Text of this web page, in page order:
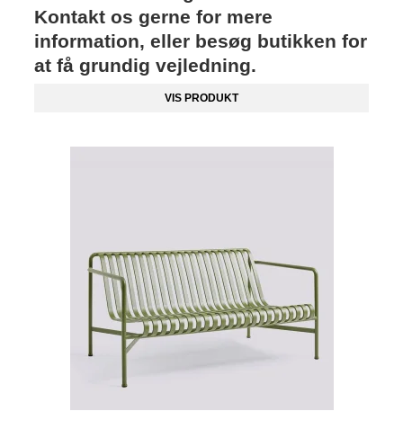
Kontakt os gerne for mere
information, eller besøg butikken for
at få grundig vejledning.
VIS PRODUKT